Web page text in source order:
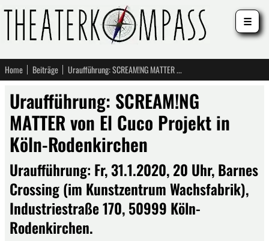
Home Beiträge Uraufführung: SCREAM!NG MATTER von El Cuco Projekt in Köln-Rodenkirchen
Uraufführung: SCREAM!NG
MATTER von El Cuco Projekt in
Köln-Rodenkirchen
Uraufführung: Fr, 31.1.2020, 20 Uhr, Barnes
Crossing (im Kunstzentrum Wachsfabrik),
Industriestraße 170, 50999 Köln-
Rodenkirchen.
☰